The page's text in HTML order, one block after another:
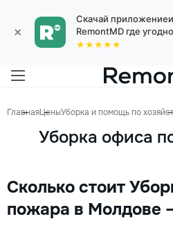
×
Скачай
RemontMD где угодно
★★★★★
ГлавнаяЦеныУборка и помощь по
Уборка офиса
Сколько стоит
пожара в Молдове